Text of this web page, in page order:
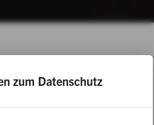
ist… ein kleines Wunder voller
heute über unsere Tore: ein
zum Datenschutz